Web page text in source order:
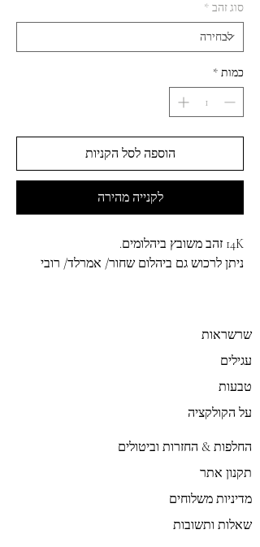
סוג זהב *
כמות *
הוספה לסל הקניות
לקנייה מהירה
14K זהב משובץ ביהלומים.
ניתן לרכוש גם ביהלום שחור/ אמרלד/ רובי
שרשראות
עגילים
טבעות
על הקולקציה
החלפות & החזרות וביטולים
תקנון אתר
מדיניות משלוחים
שאלות ותשובות